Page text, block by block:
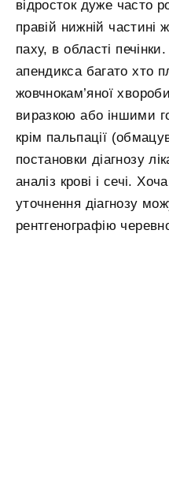
відросток дуже часто
правій нижній частині
паху, в області
апендикса багато хто
жовчнокам’яної
виразкою або іншими
крім пальпації
постановки діагнозу
аналіз крові і сечі.
уточнення діагнозу
рентгенографію